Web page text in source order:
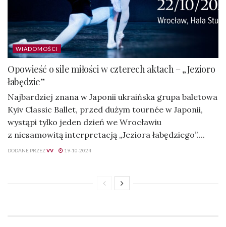
WIADOMOŚCI
Opowieść o sile miłości w czterech aktach – „Jezioro
łabędzie”
Najbardziej znana w Japonii ukraińska grupa baletowa
Kyiv Classic Ballet, przed dużym tournée w Japonii,
wystąpi tylko jeden dzień we Wrocławiu
z niesamowitą interpretacją „Jeziora łabędziego”....
DODANE PRZEZVV 19-10-2024